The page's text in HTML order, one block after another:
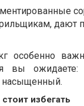
дают
особенно
вы
насыщенный.
избегать